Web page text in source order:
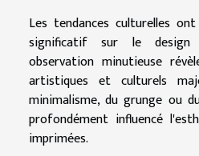
Les tendances culturelles
significatif sur le design
observation minutieuse
artistiques et culturels
minimalisme, du grunge ou
profondément influencé
imprimées.